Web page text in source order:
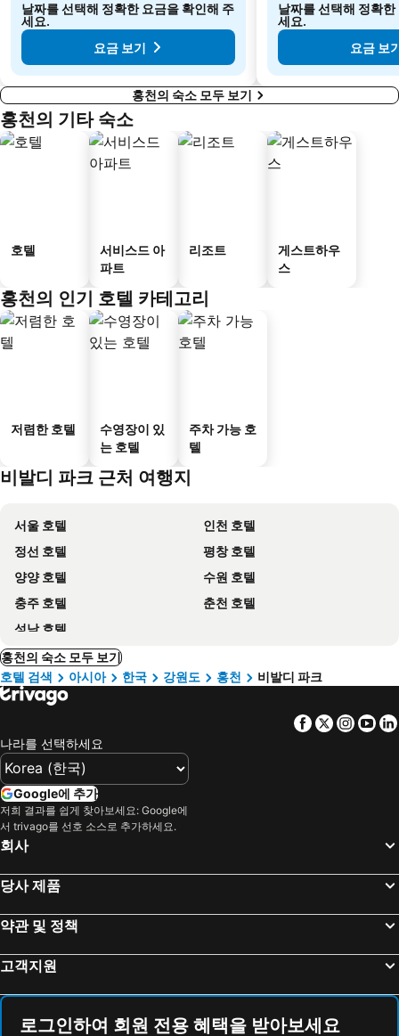
날짜를 선택해 정확한 요금을 확인해 주
세요.
요금 보기
날짜를 선택해 정확
세요.
요금 보
홍천의 숙소 모두 보기
홍천의 기타 숙소
호텔
서비스드 아
파트
리조트
게스트하우
스
홍천의 인기 호텔 카테고리
저렴한 호텔
수영장이 있
는 호텔
주차 가능 호
텔
비발디 파크 근처 여행지
서울 호텔
인천 호텔
정선 호텔
평창 호텔
양양 호텔
수원 호텔
충주 호텔
춘천 호텔
성남 호텔
홍천의 숙소 모두 보기
호텔 검색
아시아 한국 강원도 홍천 비발디 파크
Facebook
Twitter
나라를 선택하세요
Google에 추가
저희 결과를 쉽게 찾아보세요: Google에
서 trivago를 선호 소스로 추가하세요.
회사
당사 제품
약관 및 정책
고객지원
로그인하여 회원 전용 혜택을 받아보세요